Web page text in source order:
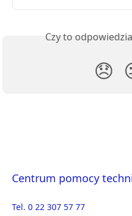
Czy to
😞
Centrum pomocy
Tel. 0 22 307 57 77